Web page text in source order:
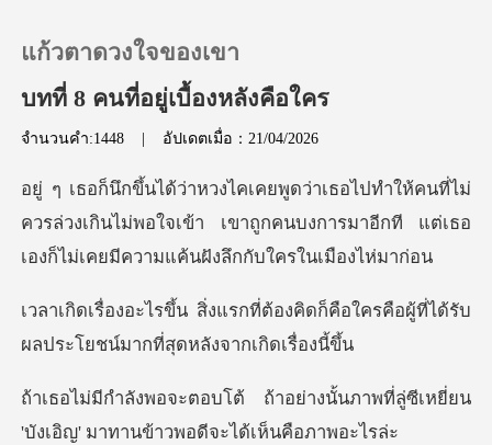
เติมเงิน
ออกจากระบบ
ดาวน์โหลดแอป
แก้วตาดวงใจของเขา
บทที่ 8 คนที่อยู่เบื้องหลังคือใคร
จำนวนคำ:1448 | อัปเดตเมื่อ：21/04/2026
ี่ไม่
ควรล่วงเกินไม่พอใจเข้า เขาถูกคนบงการมาอีกที แต่
องคิดก็คือใครคือผู้ที่ได้รับ
ผลประโย
งนั้นภาพที่ลู่ซีเหยี่ยน
'บังเอิญ'